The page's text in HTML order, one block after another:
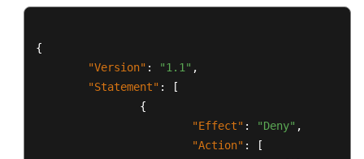
建
{
"Version" : "1.1" ,
"Statement" :
[
{
"Effect" : "Deny" ,
"Action" :
[